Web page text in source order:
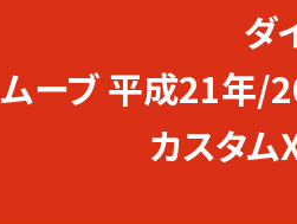
ダ
ムーブ平成21年/
カスタ